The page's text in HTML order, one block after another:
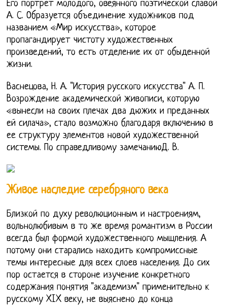
Его портрет молодого, овеянного поэтической славой
А. С. Образуется объединение художников под
названием «Мир искусства», которое
пропагандирует чистоту художественных
произведений, то есть отделение их от обыденной
жизни.
Васнецова, Н. А. "История русского искусства" А. П.
Возрождение академической живописи, которую
«вынесли на своих плечах два дюжих и преданных
ей силача», стало возможно благодаря включению в
ее структуру элементов новой художественной
системы. По справедливому замечаниюД. В.
Живое наследие серебряного века
Близкой по духу революционным и настроениям,
вольнолюбивым в то же время романтизм в России
всегда был формой художественного мышления. А
потому они старались находить компромиссные
темы интересные для всех слоев населения. До сих
пор остается в стороне изучение конкретного
содержания понятия "академизм" применительно к
русскому XIX веку, не выяснено до конца